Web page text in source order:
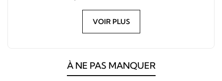
VOIR PLUS
À NE PAS MANQUER